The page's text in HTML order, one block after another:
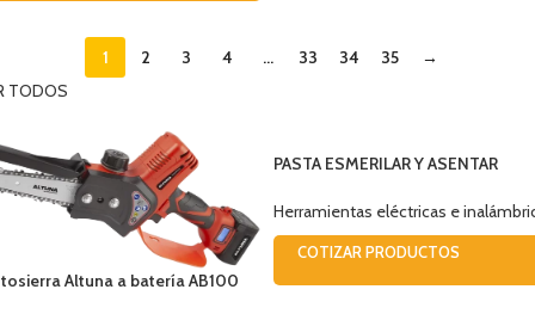
1 2 3 4 … 33 34 35
→
TODOS
Altuna a batería AB100
PASTA ESMERILAR Y ASENTAR
Herramientas eléctricas e
COTIZAR PRODUCTOS